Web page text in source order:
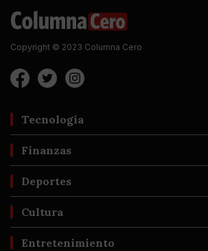
Copyright © 2023 Columna Cero
Tecnología
Finanzas
Deportes
Cultura
Entretenimiento